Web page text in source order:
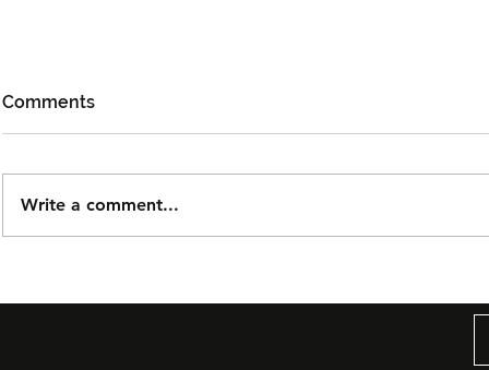
Dijual
Comments
Write a comment...